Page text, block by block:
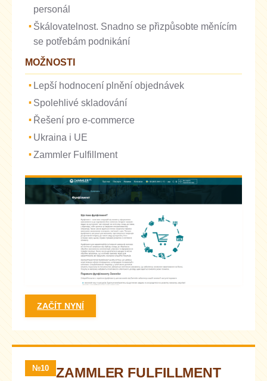
personál
Škálovatelnost. Snadno se přizpůsobte měnícím
se potřebám podnikání
MOŽNOSTI
Lepší hodnocení plnění objednávek
Spolehlivé skladování
Řešení pro e-commerce
Ukraina i UE
Zammler Fulfillment
ZAČÍT NYNÍ
№10 ZAMMLER FULFILLMENT